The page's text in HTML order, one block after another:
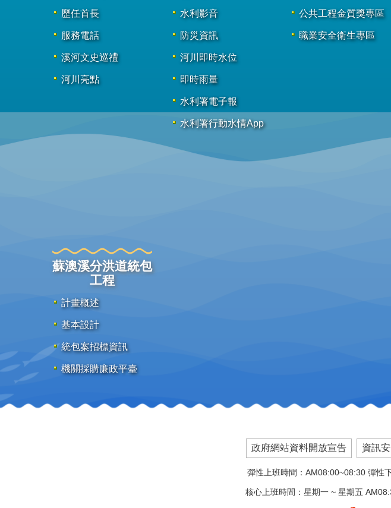
歷任首長
服務電話
溪河文史巡禮
河川亮點
水利影音
防災資訊
河川即時水位
即時雨量
水利署電子報
水利署行動水情App
公共工程金質獎專區
職業安全衛生專區
蘇澳溪分洪道統包
工程
計畫概述
基本設計
統包案招標資訊
機關採購廉政平臺
政府網站資料開放宣告 資訊
彈性上班時間：AM08:00~08:30 彈性
核心上班時間：星期一 ~ 星期五